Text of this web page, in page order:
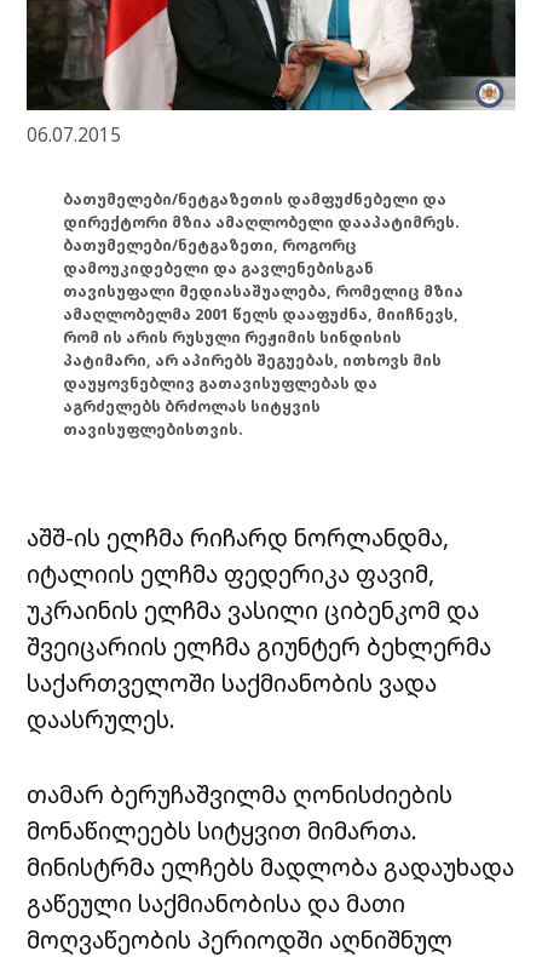
06.07.2015
ბათუმელები/ნეტგაზეთის დამფუძნებელი და
დირექტორი მზია ამაღლობელი დააპატიმრეს.
ბათუმელები/ნეტგაზეთი, როგორც
დამოუკიდებელი და გავლენებისგან
თავისუფალი მედიასაშუალება, რომელიც მზია
ამაღლობელმა 2001 წელს დააფუძნა, მიიჩნევს,
რომ ის არის რუსული რეჟიმის სინდისის
პატიმარი, არ აპირებს შეგუებას, ითხოვს მის
დაუყოვნებლივ გათავისუფლებას და
აგრძელებს ბრძოლას სიტყვის
თავისუფლებისთვის.
აშშ-ის ელჩმა რიჩარდ ნორლანდმა,
იტალიის ელჩმა ფედერიკა ფავიმ,
უკრაინის ელჩმა ვასილი ციბენკომ და
შვეიცარიის ელჩმა გიუნტერ ბეხლერმა
საქართველოში საქმიანობის ვადა
დაასრულეს.
თამარ ბერუჩაშვილმა ღონისძიების
მონაწილეებს სიტყვით მიმართა.
მინისტრმა ელჩებს მადლობა გადაუხადა
გაწეული საქმიანობისა და მათი
მოღვაწეობის პერიოდში აღნიშნულ